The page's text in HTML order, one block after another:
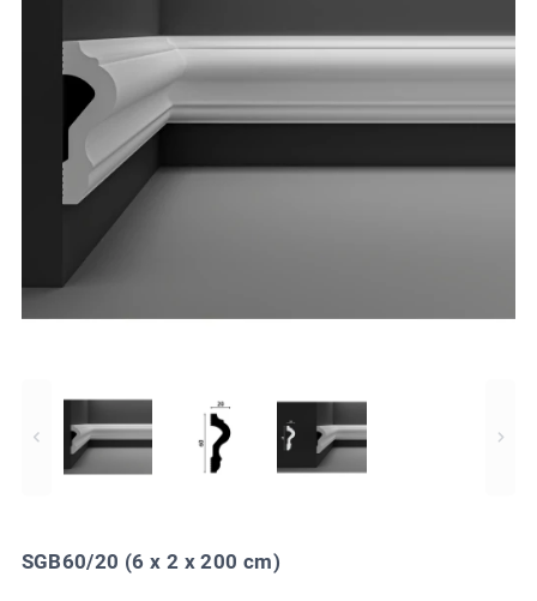
SGB60/20 (6 x 2 x 200 cm)